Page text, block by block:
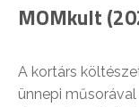
MOMkult
A kortárs
ünnepi